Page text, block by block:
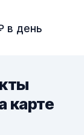
в день
карте